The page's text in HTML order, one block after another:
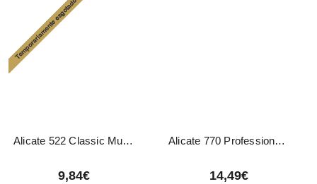
Alicate 522 Classic Mundial
9,84€
Alicate 770 Professional Mundial
14,49€